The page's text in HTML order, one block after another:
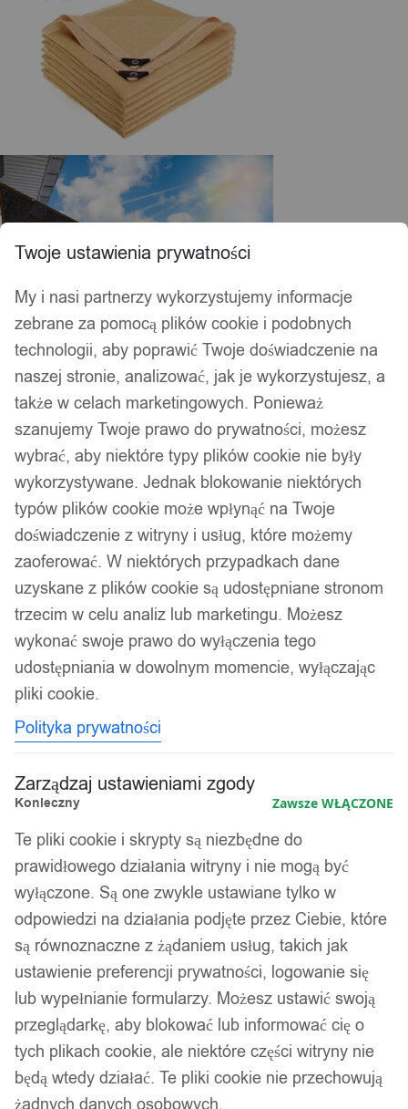
Twoje ustawienia prywatności
My i nasi partnerzy wykorzystujemy informacje
zebrane za pomocą plików cookie i podobnych
technologii, aby poprawić Twoje doświadczenie na
naszej stronie, analizować, jak je wykorzystujesz, a
także w celach marketingowych. Ponieważ
szanujemy Twoje prawo do prywatności, możesz
wybrać, aby niektóre typy plików cookie nie były
wykorzystywane. Jednak blokowanie niektórych
typów plików cookie może wpłynąć na Twoje
doświadczenie z witryny i usług, które możemy
zaoferować. W niektórych przypadkach dane
uzyskane z plików cookie są udostępniane stronom
trzecim w celu analiz lub marketingu. Możesz
wykonać swoje prawo do wyłączenia tego
udostępniania w dowolnym momencie, wyłączając
pliki cookie.
Polityka prywatności
Zarządzaj ustawieniami zgody
Konieczny Zawsze WŁĄCZONE
Te pliki cookie i skrypty są niezbędne do
prawidłowego działania witryny i nie mogą być
wyłączone. Są one zwykle ustawiane tylko w
odpowiedzi na działania podjęte przez Ciebie, które
są równoznaczne z żądaniem usług, takich jak
ustawienie preferencji prywatności, logowanie się
lub wypełnianie formularzy. Możesz ustawić swoją
przeglądarkę, aby blokować lub informować cię o
tych plikach cookie, ale niektóre części witryny nie
będą wtedy działać. Te pliki cookie nie przechowują